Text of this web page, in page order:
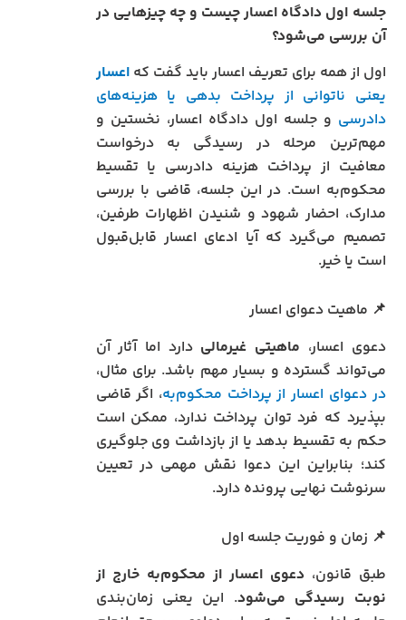
جلسه اول دادگاه اعسار چیست و چه چیزهایی در
آن بررسی می‌شود؟
اول از همه برای تعریف اعسار باید گفت کهاعسار
یعنی ناتوانی از پرداخت بدهی یا هزینه‌های
دادرسی و جلسه اول دادگاه اعسار، نخستین و
مهم‌ترین مرحله در رسیدگی به درخواست
معافیت از پرداخت هزینه دادرسی یا تقسیط
محکوم‌به است. در این جلسه، قاضی با بررسی
مدارک، احضار شهود و شنیدن اظهارات طرفین،
تصمیم می‌گیرد که آیا ادعای اعسار قابل‌قبول
است یا خیر.
📌 ماهیت دعوای اعسار
دعوی اعسار، ماهیتی غیرمالی دارد اما آثار آن
می‌تواند گسترده و بسیار مهم باشد. برای مثال،
در دعوای اعسار از پرداخت محکوم‌به، اگر قاضی
بپذیرد که فرد توان پرداخت ندارد، ممکن است
حکم به تقسیط بدهد یا از بازداشت وی جلوگیری
کند؛ بنابراین این دعوا نقش مهمی در تعیین
سرنوشت نهایی پرونده دارد.
📌 زمان و فوریت جلسه اول
طبق قانون،دعوی اعسار از محکوم‌به خارج از
نوبت رسیدگی می‌شود. این یعنی زمان‌بندی